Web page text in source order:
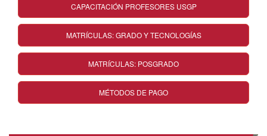
CAPACITACIÓN PROFESORES USGP
MATRÍCULAS: GRADO Y TECNOLOGÍAS
MATRÍCULAS: POSGRADO
MÉTODOS DE PAGO